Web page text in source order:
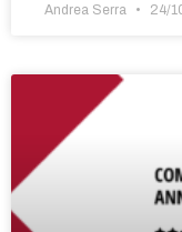
Andrea Serra 24/